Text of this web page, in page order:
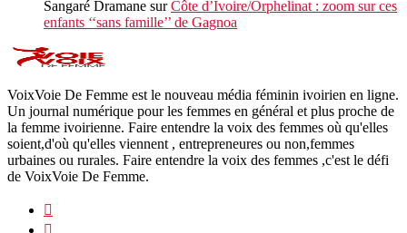
Sangaré Dramane surCôte d’Ivoire/Orphelinat : zoom sur ces
enfants ‘‘sans famille’’ de Gagnoa
VoixVoie De Femme est le nouveau média féminin ivoirien en ligne.
Un journal numérique pour les femmes en général et plus proche de
la femme ivoirienne. Faire entendre la voix des femmes où qu'elles
soient,d'où qu'elles viennent , entrepreneures ou non,femmes
urbaines ou rurales. Faire entendre la voix des femmes ,c'est le défi
de VoixVoie De Femme.